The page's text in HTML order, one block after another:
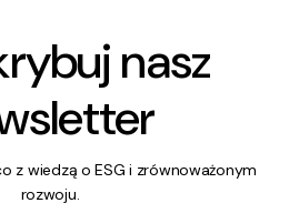
nasz
z wiedzą o ESG i zrównoważonym
rozwoju.